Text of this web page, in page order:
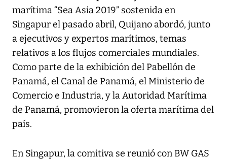
marítima “Sea Asia 2019” sostenida en
Singapur el pasado abril, Quijano abordó, junto
a ejecutivos y expertos marítimos, temas
relativos a los flujos comerciales mundiales.
Como parte de la exhibición del Pabellón de
Panamá, el Canal de Panamá, el Ministerio de
Comercio e Industria, y la Autoridad Marítima
de Panamá, promovieron la oferta marítima del
país.
En Singapur, la comitiva se reunió con BW GAS